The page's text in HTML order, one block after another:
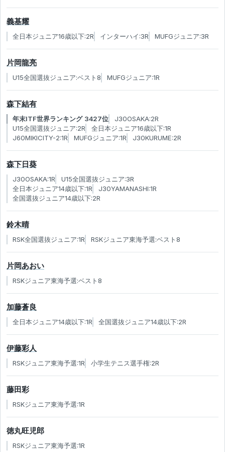
義基耀
全日本ジュニア16歳以下:2R インターハイ:3R MUFGジュニア:3R
片岡龍亮
U15全国選抜ジュニア:ベスト8 MUFGジュニア:1R
森下結有
年末ITF世界ランキング 3427位
J30OSAKA:2R
U15全国選抜ジュニア:2R
全日本ジュニア16歳以下:1R
J60MIKICITY-2:1R
MUFGジュニア:1R J30KURUME:2R
森下日葵
J30OSAKA:1R
U15全国選抜ジュニア:3R
全日本ジュニア14歳以下:1R
J30YAMANASHI:1R
全国選抜ジュニア14歳以下:2R
鈴木晴
RSK全国選抜ジュニア:1R RSKジュニア東海予選:ベスト8
片岡あおい
RSKジュニア東海予選:ベスト8
加藤蒼良
全日本ジュニア14歳以下:1R 全国選抜ジュニア14歳以下:2R
伊藤彩人
RSKジュニア東海予選:1R 小学生テニス選手権:2R
藤田彩
RSKジュニア東海予選:1R
徳丸旺児郎
RSKジュニア東海予選:1R